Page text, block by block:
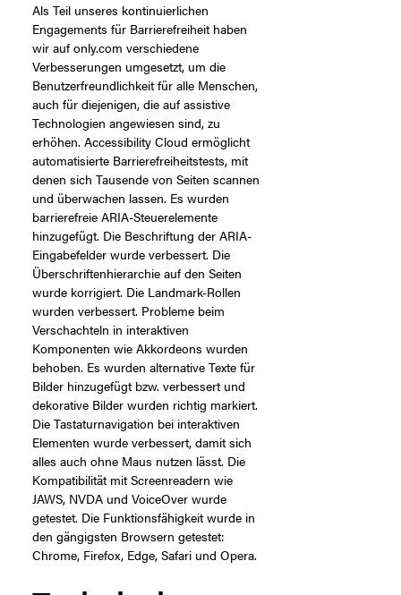
Als Teil unseres kontinuierlichen
Engagements für Barrierefreiheit haben
wir auf only.com verschiedene
Verbesserungen umgesetzt, um die
Benutzerfreundlichkeit für alle Menschen,
auch für diejenigen, die auf assistive
Technologien angewiesen sind, zu
erhöhen. Accessibility Cloud ermöglicht
automatisierte Barrierefreiheitstests, mit
denen sich Tausende von Seiten scannen
und überwachen lassen. Es wurden
barrierefreie ARIA-Steuerelemente
hinzugefügt. Die Beschriftung der ARIA-
Eingabefelder wurde verbessert. Die
Überschriftenhierarchie auf den Seiten
wurde korrigiert. Die Landmark-Rollen
wurden verbessert. Probleme beim
Verschachteln in interaktiven
Komponenten wie Akkordeons wurden
behoben. Es wurden alternative Texte für
Bilder hinzugefügt bzw. verbessert und
dekorative Bilder wurden richtig markiert.
Die Tastaturnavigation bei interaktiven
Elementen wurde verbessert, damit sich
alles auch ohne Maus nutzen lässt. Die
Kompatibilität mit Screenreadern wie
JAWS, NVDA und VoiceOver wurde
getestet. Die Funktionsfähigkeit wurde in
den gängigsten Browsern getestet:
Chrome, Firefox, Edge, Safari und Opera.